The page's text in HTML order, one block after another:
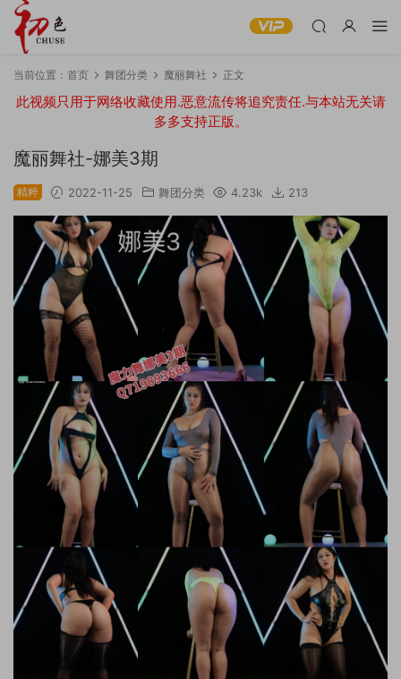
当前位置： 首页 舞团分类 魔丽舞社 正文
此视频只用于网络收藏使用.恶意流传将追究责任.与本站无关请
多多支持正版。
魔丽舞社-娜美3期
精粹 2022-11-25 舞团分类 4.23k 213